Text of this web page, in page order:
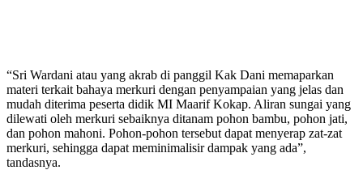
“Sri Wardani atau yang akrab di panggil Kak Dani memaparkan
materi terkait bahaya merkuri dengan penyampaian yang jelas dan
mudah diterima peserta didik MI Maarif Kokap. Aliran sungai yang
dilewati oleh merkuri sebaiknya ditanam pohon bambu, pohon jati,
dan pohon mahoni. Pohon-pohon tersebut dapat menyerap zat-zat
merkuri, sehingga dapat meminimalisir dampak yang ada”,
tandasnya.